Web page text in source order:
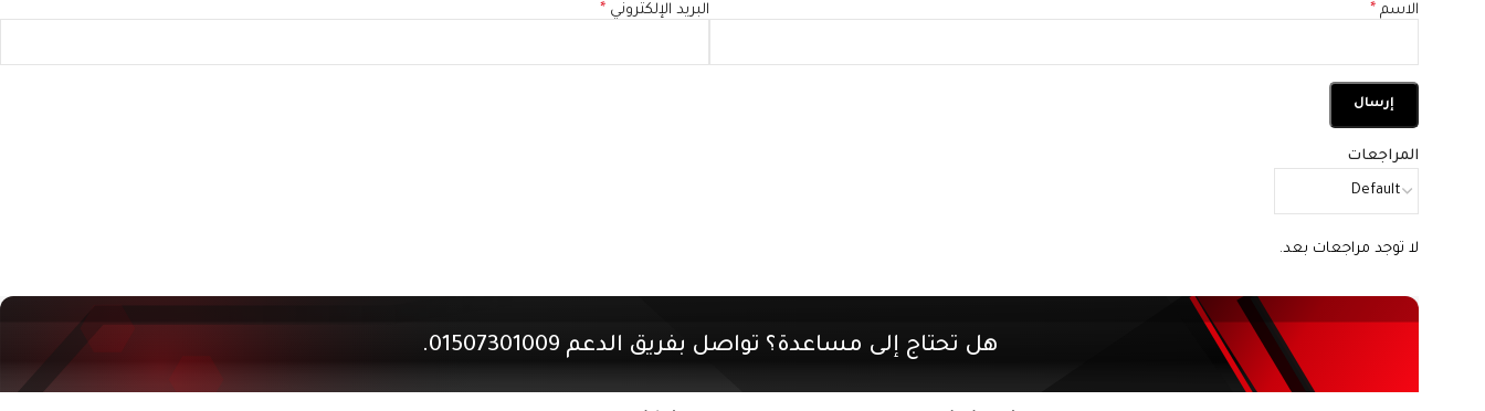
المراجعات
لا توجد مراجعات بعد.
الاسم * البريد الإلكتروني *
هل تحتاج إلى مساعدة؟ تواصل بفريق الدعم 01507301009.